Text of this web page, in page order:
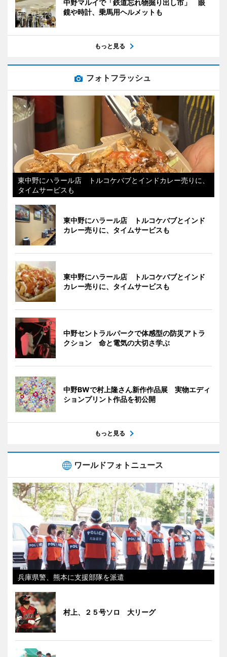
中野マルイで「鉄道忘れ物掘り出し市」 眼
鏡や時計、乗馬用ヘルメットも
もっと見る
フォトフラッシュ
東中野にハラール店 トルコケバブとインドカレー売りに、
タイムサービスも
東中野にハラール店 トルコケバブとインド
カレー売りに、タイムサービスも
東中野にハラール店 トルコケバブとインド
カレー売りに、タイムサービスも
中野セントラルパークで体感型の防災アトラ
クション 命と電気の大切さ学ぶ
中野BWで村上隆さん新作作品展 実物エディ
ションプリント作品を初公開
もっと見る
ワールドフォトニュース
兵庫県警、熊本に支援部隊を派遣
村上、２５号ソロ 大リーグ